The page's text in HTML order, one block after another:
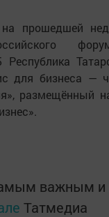
прошедшей
для бизнеса —
размещённый
важным и
Татмедиа